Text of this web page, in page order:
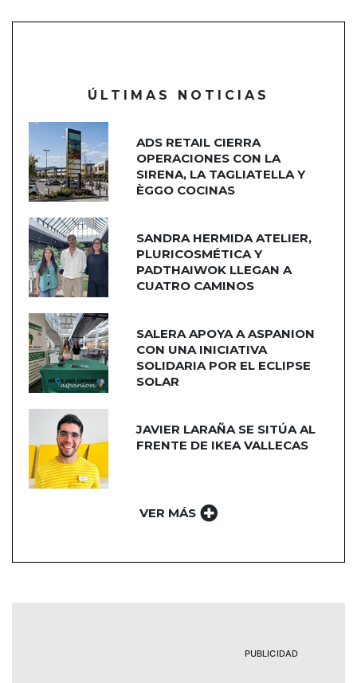
ÚLTIMAS NOTICIAS
ADS RETAIL CIERRA
OPERACIONES CON LA
SIRENA, LA TAGLIATELLA Y
ÈGGO COCINAS
SANDRA HERMIDA ATELIER,
PLURICOSMÉTICA Y
PADTHAIWOK LLEGAN A
CUATRO CAMINOS
SALERA APOYA A ASPANION
CON UNA INICIATIVA
SOLIDARIA POR EL ECLIPSE
SOLAR
JAVIER LARAÑA SE SITÚA AL
FRENTE DE IKEA VALLECAS
VER MÁS
PUBLICIDAD